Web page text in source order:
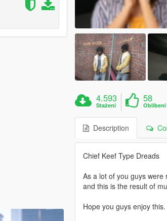
4.593
Stažení
58
Oblíbení
Description
Chief Keef Type Dreads
As a lot of you guys
and this is the result of
Hope you guys enjoy this.